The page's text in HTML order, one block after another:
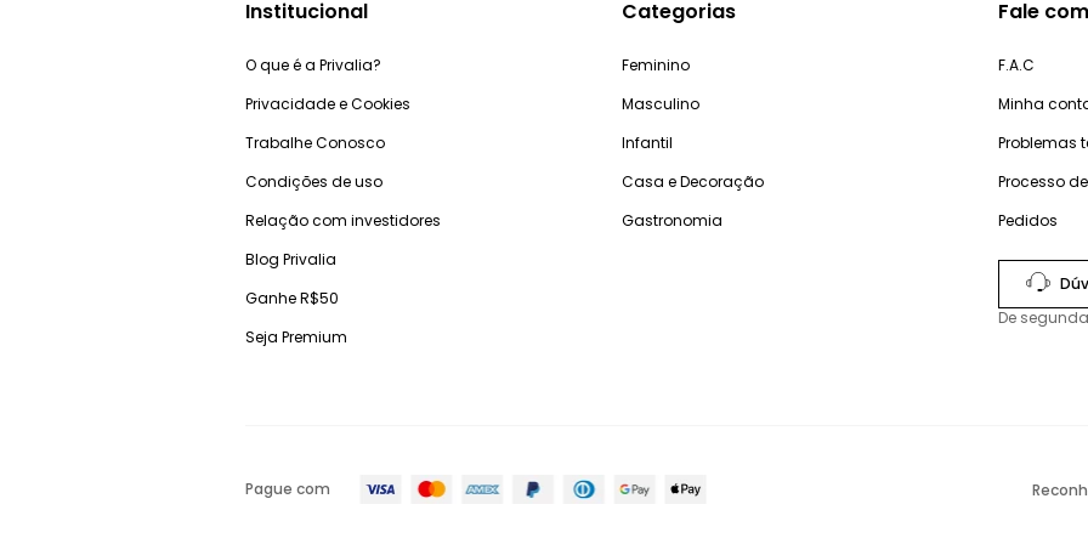
Institucional
O que é a Privalia?
Privacidade e Cookies
Trabalhe Conosco
Condições de uso
Relação com investidores
Blog Privalia
Ganhe R$50
Seja Premium
Categorias
Feminino
Masculino
Infantil
Casa e Decoração
Gastronomia
Fale
F.A.C
Minha
Problemas
Processo
Pedidos
De
Pague com